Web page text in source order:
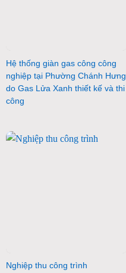
Hệ thống giàn gas công công
nghiệp tại Phường Chánh Hưng
do Gas Lửa Xanh thiết kế và thi
công
Nghiệp thu công trình